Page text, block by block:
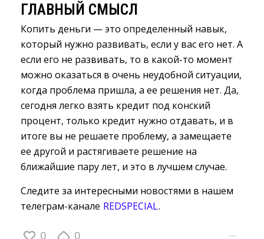
ГЛАВНЫЙ СМЫСЛ
Копить деньги — это определенный навык,
который нужно развивать, если у вас его нет. А
если его не развивать, то в какой-то момент
можно оказаться в очень неудобной ситуации,
когда проблема пришла, а ее решения нет. Да,
сегодня легко взять кредит под конский
процент, только кредит нужно отдавать, и в
итоге вы не решаете проблему, а замещаете
ее другой и растягиваете решение на
ближайшие пару лет, и это в лучшем случае.
Следите за интересными новостями в нашем
телеграм-канале REDSPECIAL.
0 0 ···